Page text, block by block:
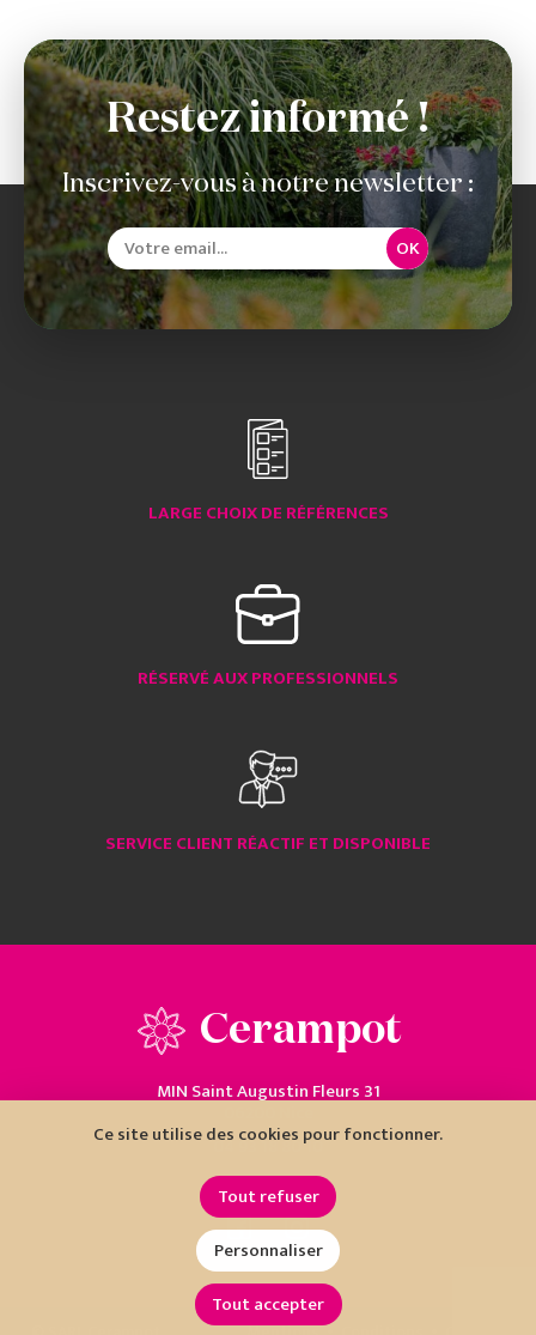
Restez informé !
Inscrivez-vous à notre newsletter :
OK
LARGE CHOIX DE RÉFÉRENCES
RÉSERVÉ AUX PROFESSIONNELS
SERVICE CLIENT RÉACTIF ET DISPONIBLE
Cerampot
MIN Saint Augustin Fleurs 31
04 93 18 80 10
Ce site utilise des cookies pour fonctionner.
Tout refuser
Personnaliser
Tout accepter